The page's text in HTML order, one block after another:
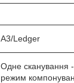
A3/Ledger
Одне сканування -
режим